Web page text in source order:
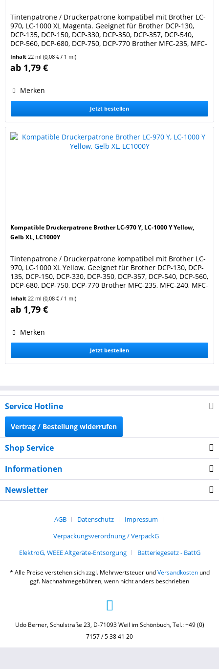
Tintenpatrone / Druckerpatrone kompatibel mit Brother LC-
970, LC-1000 XL Magenta. Geeignet für Brother DCP-130,
DCP-135, DCP-150, DCP-330, DCP-350, DCP-357, DCP-540,
DCP-560, DCP-680, DCP-750, DCP-770 Brother MFC-235, MFC-
845, MFC-885, MFC-3360, MFC-5460 Farbe: magenta / rot.
Füllmenge: 22 ml. Ersetzt Original Brother...
Inhalt 22 ml(0,08 € / 1 ml)
ab 1,79 €
Merken
Jetzt bestellen
Kompatible Druckerpatrone Brother LC-970 Y, LC-1000 Y Yellow,
Gelb XL, LC1000Y
Tintenpatrone / Druckerpatrone kompatibel mit Brother LC-
970, LC-1000 XL Yellow. Geeignet für Brother DCP-130, DCP-
135, DCP-150, DCP-330, DCP-350, DCP-357, DCP-540, DCP-560,
DCP-680, DCP-750, DCP-770 Brother MFC-235, MFC-240, MFC-
885, MFC-3360, MFC-5460 Farbe: yellow / gelb. Füllmenge:
22 ml. Ersetzt Original Brother...
Inhalt 22 ml(0,08 € / 1 ml)
ab 1,79 €
Merken
Jetzt bestellen
Service Hotline
Vertrag / Bestellung widerrufen
Shop Service
Informationen
Newsletter
AGB Datenschutz
Impressum
Verpackungsverordnung / VerpackG
ElektroG, WEEE Altgeräte-Entsorgung
Batteriegesetz - BattG
* Alle Preise verstehen sich zzgl. Mehrwertsteuer undVersandkostenund
ggf. Nachnahmegebühren, wenn nicht anders beschrieben
Udo Berner, Schulstraße 23, D-71093 Weil im Schönbuch, Tel.: +49 (0)
7157 / 5 38 41 20